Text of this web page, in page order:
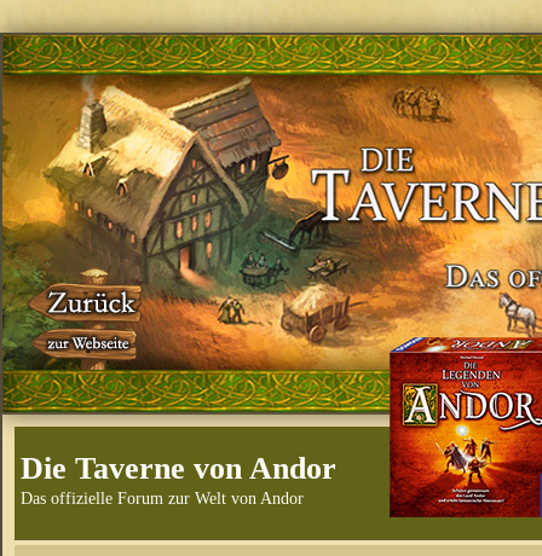
Die Taverne von Andor
Das offizielle Forum zur Welt von Andor